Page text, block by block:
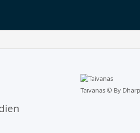
Taivanas © By